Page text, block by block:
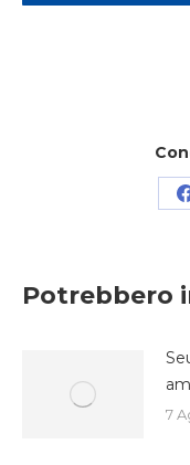
Potrebbero
7